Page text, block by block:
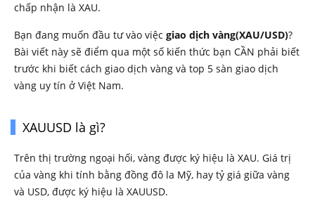
chấp nhận là XAU.
Bạn đang muốn đầu tư vào việc giao dịch vàng(XAU/USD)?
Bài viết này sẽ điểm qua một số kiến thức bạn CẦN phải biết
trước khi biết cách giao dịch vàng và top 5 sàn giao dịch
vàng uy tín ở Việt Nam.
XAUUSD là gì?
Trên thị trường ngoại hối, vàng được ký hiệu là XAU. Giá trị
của vàng khi tính bằng đồng đô la Mỹ, hay tỷ giá giữa vàng
và USD, được ký hiệu là XAUUSD.